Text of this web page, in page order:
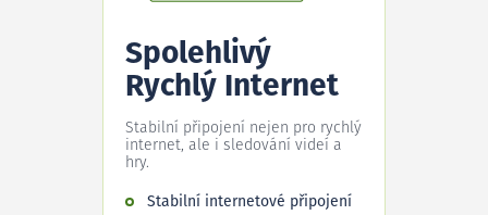
Spolehlivý
Rychlý Internet
Stabilní připojení nejen pro rychlý
internet, ale i sledování videí a
hry.
Stabilní internetové připojení